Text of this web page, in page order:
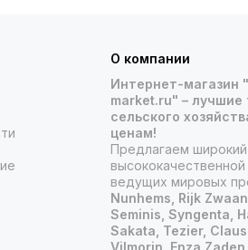
О компании
Интернет-магазин
market.ru" – лучшие
сельского
ценам!
Предлагаем
ведущих мировых
Nunhems, Rijk
Seminis, Syngenta,
Sakata, Tezier,